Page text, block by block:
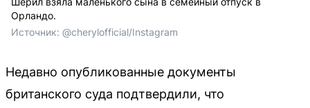
Орландо.
Источник: @cherylofficial/Instagram
Недавно опубликованные документы
британского суда подтвердили, что